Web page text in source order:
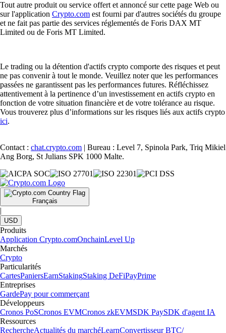
Tout autre produit ou service offert et annoncé sur cette page Web ou
sur l'application Crypto.com est fourni par d'autres sociétés du groupe
et ne fait pas partie des services réglementés de Foris DAX MT
Limited ou de Foris MT Limited.
Le trading ou la détention d'actifs crypto comporte des risques et peut
ne pas convenir à tout le monde. Veuillez noter que les performances
passées ne garantissent pas les performances futures. Réfléchissez
attentivement à la pertinence d’un investissement en actifs crypto en
fonction de votre situation financière et de votre tolérance au risque.
Vous trouverez plus d’informations sur les risques liés aux actifs crypto
ici.
Contact : chat.crypto.com | Bureau : Level 7, Spinola Park, Triq Mikiel
Ang Borg, St Julians SPK 1000 Malte.
Français
|
USD
Produits
Application Crypto.comOnchainLevel Up
Marchés
Crypto
Particularités
CartesPaniersEarnStakingStaking DeFiPayPrime
Entreprises
GardePay pour commerçant
Développeurs
Cronos PoSCronos EVMCronos zkEVMSDK PaySDK d'agent IA
Ressources
RechercheActualités du marchéLearnConvertisseur BTC/